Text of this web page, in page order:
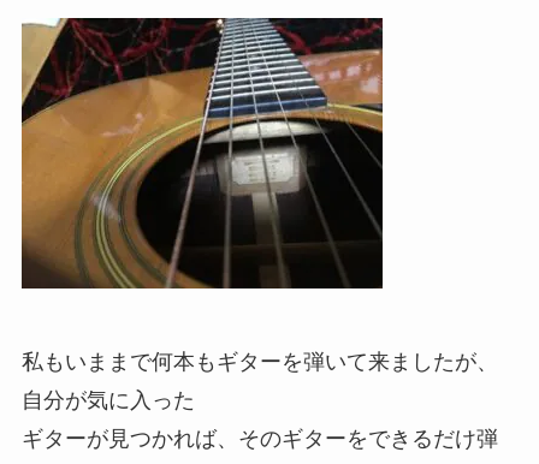
私もいままで何本もギターを弾いて来ましたが、
自分が気に入った
ギターが見つかれば、そのギターをできるだけ弾